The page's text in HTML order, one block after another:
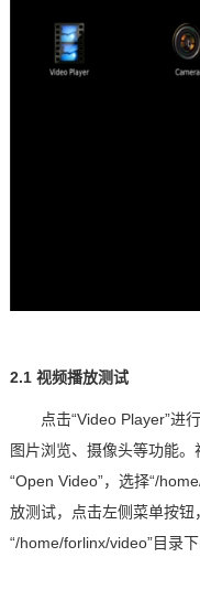
2.1 视频播放测试
点击“Video Player”进
图片浏览、摄像头等功能
“Open Video”，选择“/
放测试，点击左侧菜单按钮
“/home/forlinx/video”目录